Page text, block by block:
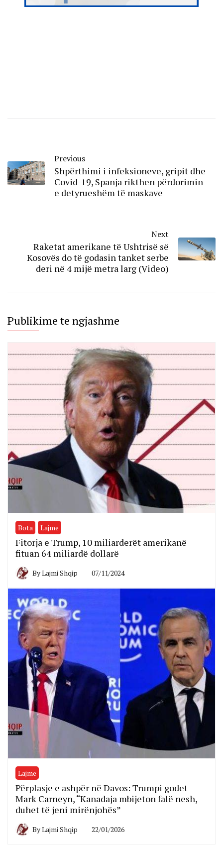
Previous
Shpërthimi i infeksioneve, gripit dhe
Covid-19, Spanja rikthen përdorimin
e detyrueshëm të maskave
Next
Raketat amerikane të Ushtrisë së
Kosovës do të godasin tanket serbe
deri në 4 mijë metra larg (Video)
Publikime te ngjashme
Bota Lajme
Fitorja e Trump, 10 miliarderët amerikanë
fituan 64 miliardë dollarë
ByLajmi Shqip 07/11/2024
Lajme
Përplasje e ashpër në Davos: Trumpi godet
Mark Carneyn, “Kanadaja mbijeton falë nesh,
duhet të jeni mirënjohës”
ByLajmi Shqip 22/01/2026